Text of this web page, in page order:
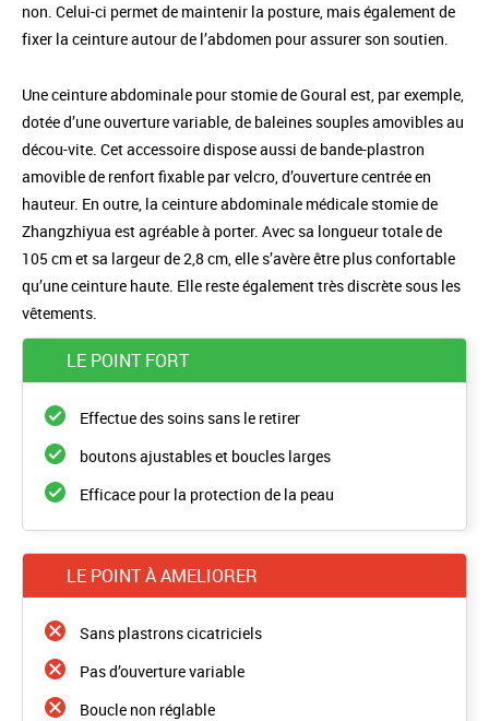
non. Celui-ci permet de maintenir la posture, mais également de
fixer la ceinture autour de l’abdomen pour assurer son soutien.
Une ceinture abdominale pour stomie de Goural est, par exemple,
dotée d’une ouverture variable, de baleines souples amovibles au
décou-vite. Cet accessoire dispose aussi de bande-plastron
amovible de renfort ﬁxable par velcro, d’ouverture centrée en
hauteur. En outre, la ceinture abdominale médicale stomie de
Zhangzhiyua est agréable à porter. Avec sa longueur totale de
105 cm et sa largeur de 2,8 cm, elle s’avère être plus confortable
qu’une ceinture haute. Elle reste également très discrète sous les
vêtements.
LE POINT FORT
Effectue des soins sans le retirer
boutons ajustables et boucles larges
Efficace pour la protection de la peau
LE POINT À AMELIORER
Sans plastrons cicatriciels
Pas d’ouverture variable
Boucle non réglable